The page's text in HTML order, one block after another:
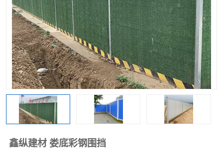
鑫纵建材 娄底彩钢围挡
生产加工单板复合围挡 市
政围挡